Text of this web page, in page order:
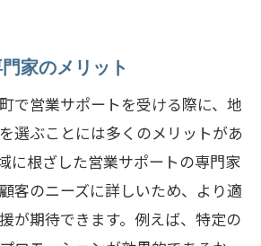
家のメリット
で営業サポートを受ける際に、地
選ぶことには多くのメリットがあ
に根ざした営業サポートの専門家
客のニーズに詳しいため、より適
が期待できます。例えば、特定の